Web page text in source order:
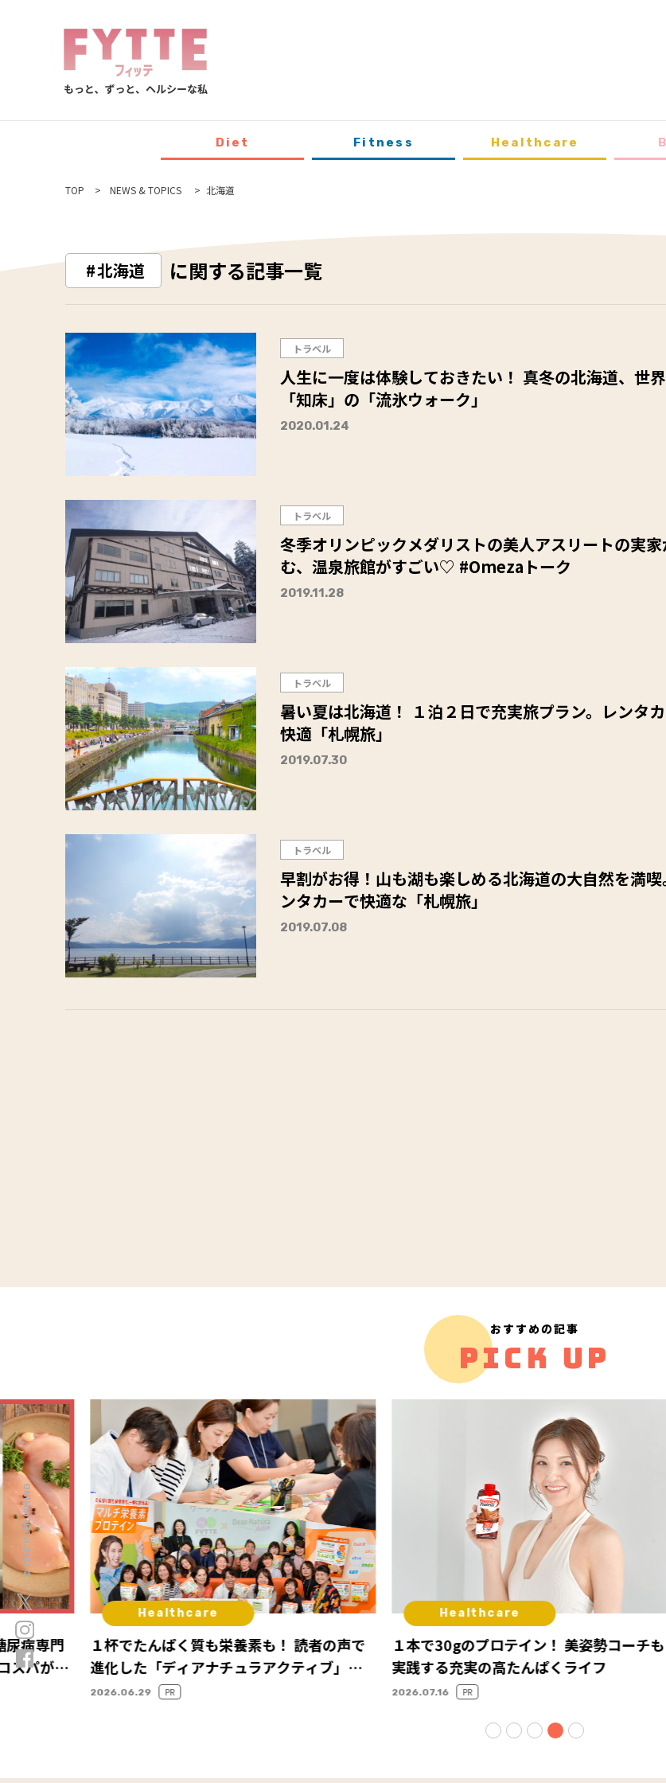
© ONE PUBLISHING
Diet Fitness Healthcare
TOP NEWS & TOPICS 北海道
北海道 に関する記事一覧
トラベル
人生に一度は体験しておきたい！ 真冬の北海道、世
「知床」の「流氷ウォーク」
2020.01.24
トラベル
冬季オリンピックメダリストの美人アスリートの実家
む、温泉旅館がすごい♡ #Omezaトーク
2019.11.28
トラベル
暑い夏は北海道！ １泊２日で充実旅プラン。レンタ
快適「札幌旅」
2019.07.30
トラベル
早割がお得！山も湖も楽しめる北海道の大自然を満喫
ンタカーで快適な「札幌旅」
2019.07.08
おすすめの記事
PICK UP
尿病専門
スパが高
Healthcare
１杯でたんぱく質も栄養素も！ 読者の声で
進化した「ディアナチュラアクティブ」リ
ニューアルレポート
2026.06.29 PR
Healthcare
１本で30gのプロテイン！ 美姿勢コーチも
実践する充実の高たんぱくライフ
2026.07.16 PR